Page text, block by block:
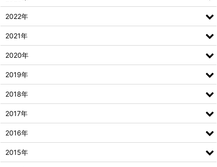
2022年
2021年
2020年
2019年
2018年
2017年
2016年
2015年